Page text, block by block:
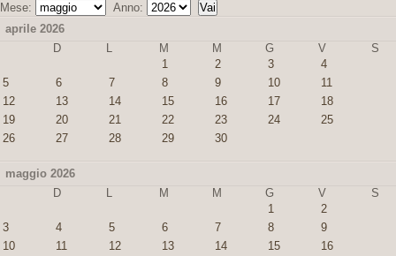
Mese:
Anno:
aprile 2026
D
L M M G V
S
1
2 3
4
5
6 7 8 9 10
11
12
13 14 15 16 17
18
19
20 21 22 23 24
25
26
27 28 29 30
maggio 2026
D
L M M G V
S
1
2
3
4 5 6 7 8
9
10
11 12 13 14 15 16